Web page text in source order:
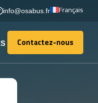
info@osabus.fr Français
Contactez-nous
Contactez-nous